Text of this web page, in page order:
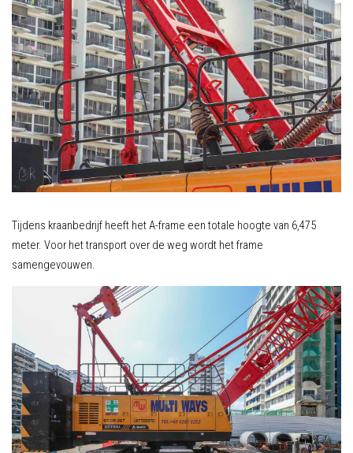
Tijdens kraanbedrijf heeft het A-frame een totale hoogte van 6,475
meter. Voor het transport over de weg wordt het frame
samengevouwen.